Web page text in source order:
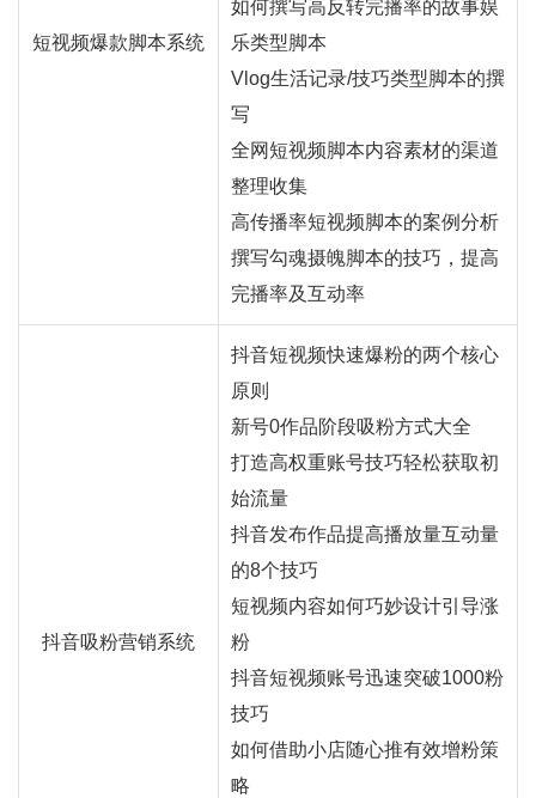
短视频爆款脚本系统
如何撰写高反转完播率的故事娱
乐类型脚本
Vlog生活记录/技巧类型脚本的撰
写
全网短视频脚本内容素材的渠道
整理收集
高传播率短视频脚本的案例分析
撰写勾魂摄魄脚本的技巧，提高
完播率及互动率
抖音吸粉营销系统
抖音短视频快速爆粉的两个核心
原则
新号0作品阶段吸粉方式大全
打造高权重账号技巧轻松获取初
始流量
抖音发布作品提高播放量互动量
的8个技巧
短视频内容如何巧妙设计引导涨
粉
抖音短视频账号迅速突破1000粉
技巧
如何借助小店随心推有效增粉策
略